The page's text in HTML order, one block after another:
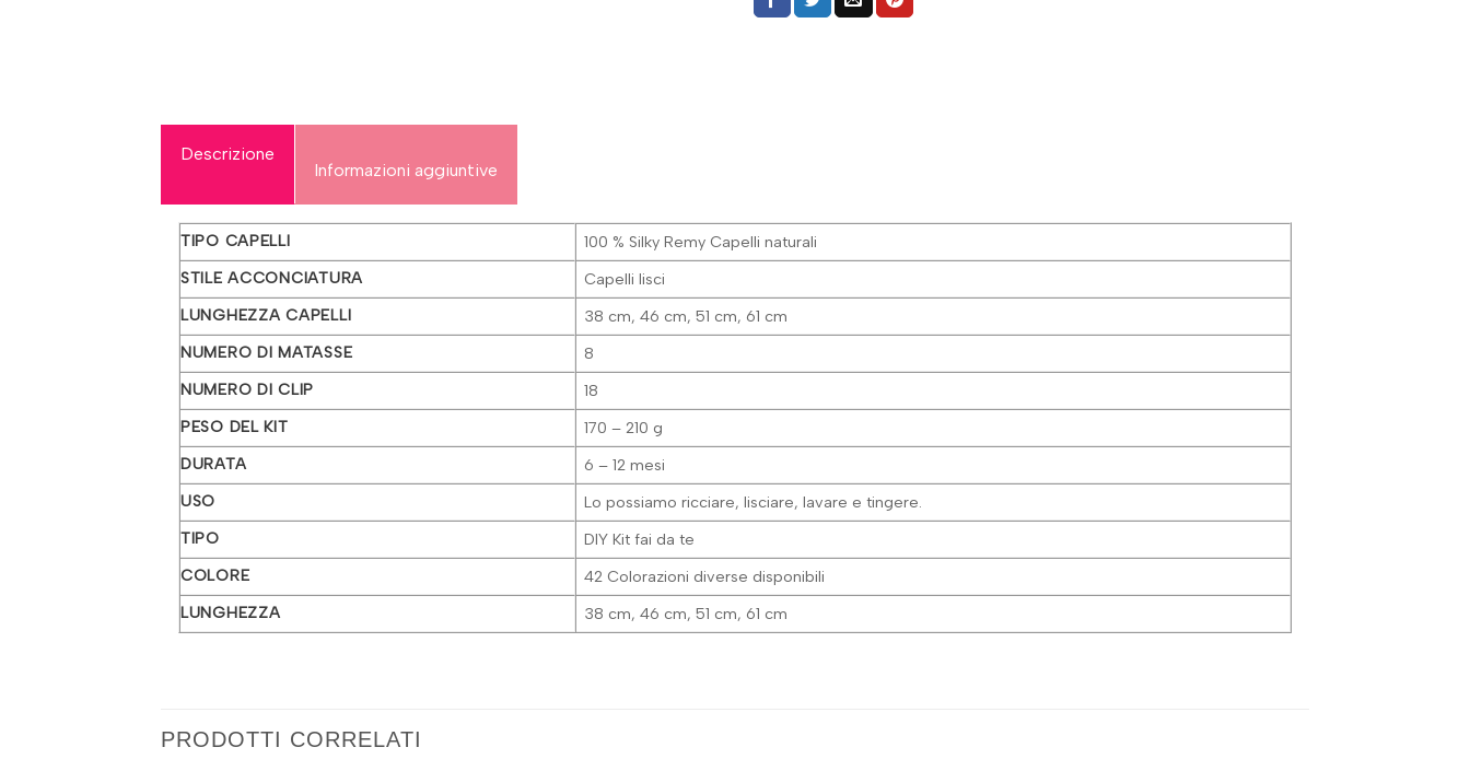
Descrizione
Informazioni aggiuntive
TIPO CAPELLI
100 % Silky Remy Capelli naturali
STILE ACCONCIATURA
Capelli lisci
LUNGHEZZA CAPELLI
38 cm, 46 cm, 51 cm, 61 cm
NUMERO DI MATASSE
8
NUMERO DI CLIP
18
PESO DEL KIT
170 – 210 g
DURATA
6 – 12 mesi
USO
Lo possiamo ricciare, lisciare, lavare e tingere.
TIPO
DIY Kit fai da te
COLORE
42 Colorazioni diverse disponibili
LUNGHEZZA
38 cm, 46 cm, 51 cm, 61 cm
PRODOTTI CORRELATI